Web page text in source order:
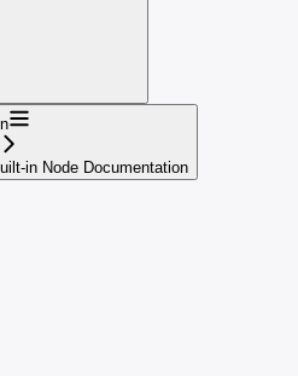
in Node Documentation